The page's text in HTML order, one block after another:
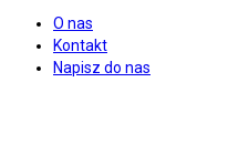
O nas
Kontakt
Napisz do nas